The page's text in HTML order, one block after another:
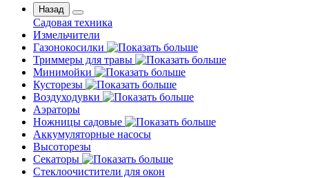
Назад
Садовая техника
Измельчители
Газонокосилки
Триммеры для травы
Минимойки
Кусторезы
Воздуходувки
Аэраторы
Ножницы садовые
Аккумуляторные насосы
Высоторезы
Секаторы
Стеклоочистители для окон